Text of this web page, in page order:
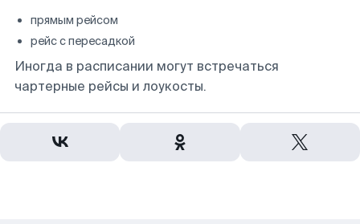
прямым рейсом
рейс с пересадкой
Иногда в расписании могут встречаться
чартерные рейсы и лоукосты.